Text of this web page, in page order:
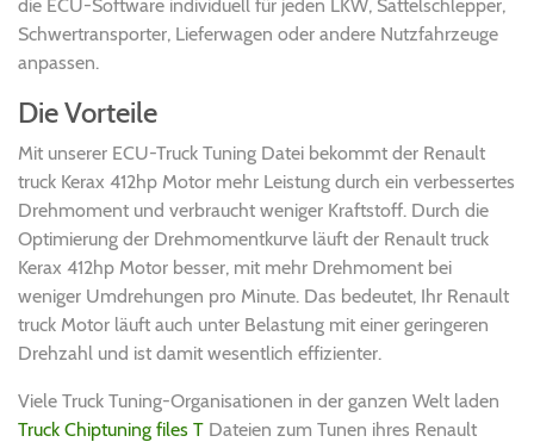
die ECU-Software individuell für jeden LKW, Sattelschlepper,
Schwertransporter, Lieferwagen oder andere Nutzfahrzeuge
anpassen.
Die Vorteile
Mit unserer ECU-Truck Tuning Datei bekommt der Renault
truck Kerax 412hp Motor mehr Leistung durch ein verbessertes
Drehmoment und verbraucht weniger Kraftstoff. Durch die
Optimierung der Drehmomentkurve läuft der Renault truck
Kerax 412hp Motor besser, mit mehr Drehmoment bei
weniger Umdrehungen pro Minute. Das bedeutet, Ihr Renault
truck Motor läuft auch unter Belastung mit einer geringeren
Drehzahl und ist damit wesentlich effizienter.
Viele Truck Tuning-Organisationen in der ganzen Welt laden
Truck Chiptuning files T Dateien zum Tunen ihres Renault